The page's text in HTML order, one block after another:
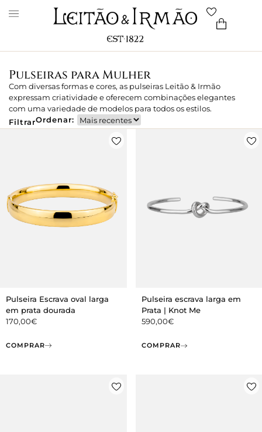
Pulseiras para Mulher
Com diversas formas e cores, as pulseiras Leitão & Irmão
expressam criatividade e oferecem combinações elegantes
com uma variedade de modelos para todos os estilos.
FiltrarOrdenar:
Pulseira Escrava oval larga
em prata dourada
170,00€
COMPRAR
Pulseira escrava larga em
Prata | Knot Me
590,00€
COMPRAR